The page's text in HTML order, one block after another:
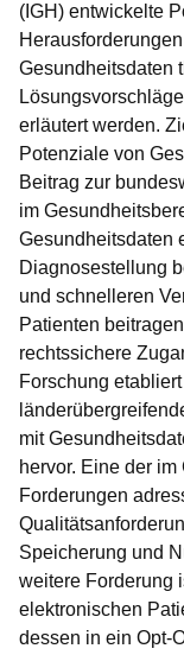
(IGH) entwickelte
Gesundheitsdaten
erläutert werden.
Potenziale von
Beitrag zur
im
Gesundheitsdaten
Diagnosestellung
und schnelleren
Patienten
rechtssichere
Forschung
mit
hervor. Eine der
Forderungen
Speicherung und
weitere Forderung
elektronischen
dessen in ein Opt-